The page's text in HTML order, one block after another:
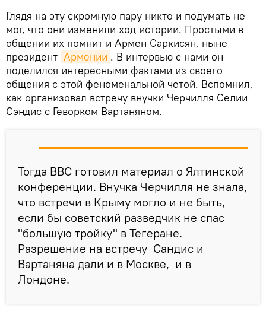
Глядя на эту скромную пару никто и подумать не
мог, что они изменили ход истории. Простыми в
общении их помнит и Армен Саркисян, ныне
президент Армении . В интервью с нами он
поделился интересными фактами из своего
общения с этой феноменальной четой. Вспомнил,
как организовал встречу внучки Черчилля Селии
Сэндис с Геворком Вартаняном.
Тогда BBC готовил материал о Ялтинской
конференции. Внучка Черчилля не знала,
что встречи в Крыму могло и не быть,
если бы советский разведчик не спас
"большую тройку" в Тегеране.
Разрешение на встречу Сандис и
Вартаняна дали и в Москве, и в
Лондоне.